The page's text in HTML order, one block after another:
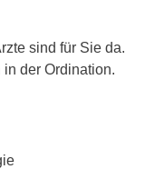
sind für Sie da.
der Ordination.